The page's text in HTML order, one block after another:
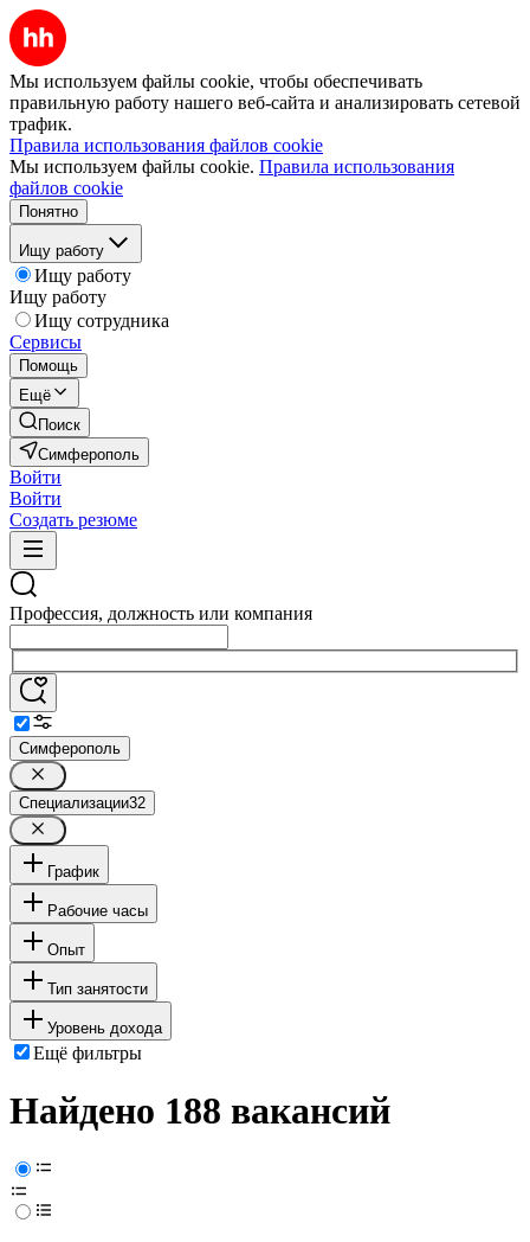
Мы используем файлы cookie, чтобы обеспечивать
правильную работу нашего веб-сайта и анализировать сетевой
трафик.
Правила использования файлов cookie
Мы используем файлы cookie. Правила использования
файлов cookie
Понятно
Ищу работу
Ищу работу
Ищу работу
Ищу сотрудника
Сервисы
Помощь
Ещё
Поиск
Симферополь
Войти
Войти
Создать резюме
Профессия, должность или компания
Симферополь
Специализации32
График
Рабочие часы
Опыт
Тип занятости
Уровень дохода
Ещё фильтры
Найдено 188 вакансий